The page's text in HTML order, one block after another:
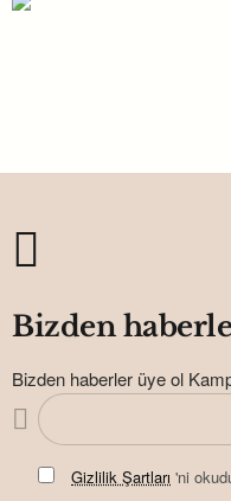
Bizden
Bizden haberler üye ol
Gizlilik Şartları 'ni